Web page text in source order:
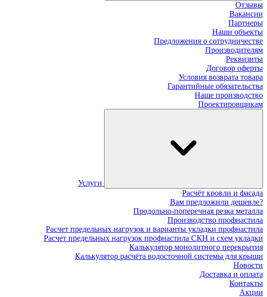
Отзывы
Вакансии
Партнеры
Наши объекты
Предложения о сотрудничестве
Производителям
Реквизиты
Договор оферты
Условия возврата товара
Гарантийные обязательства
Наше производство
Проектировщикам
Услуги
Расчёт кровли и фасада
Вам предложили дешевле?
Продольно-поперечная резка металла
Производство профнастила
Расчет предельных нагрузок и варианты укладки профнастила
Расчет предельных нагрузок профнастила СКН и схем укладки
Калькулятор монолитного перекрытия
Калькулятор расчёта водосточной системы для крыши
Новости
Доставка и оплата
Контакты
Акции